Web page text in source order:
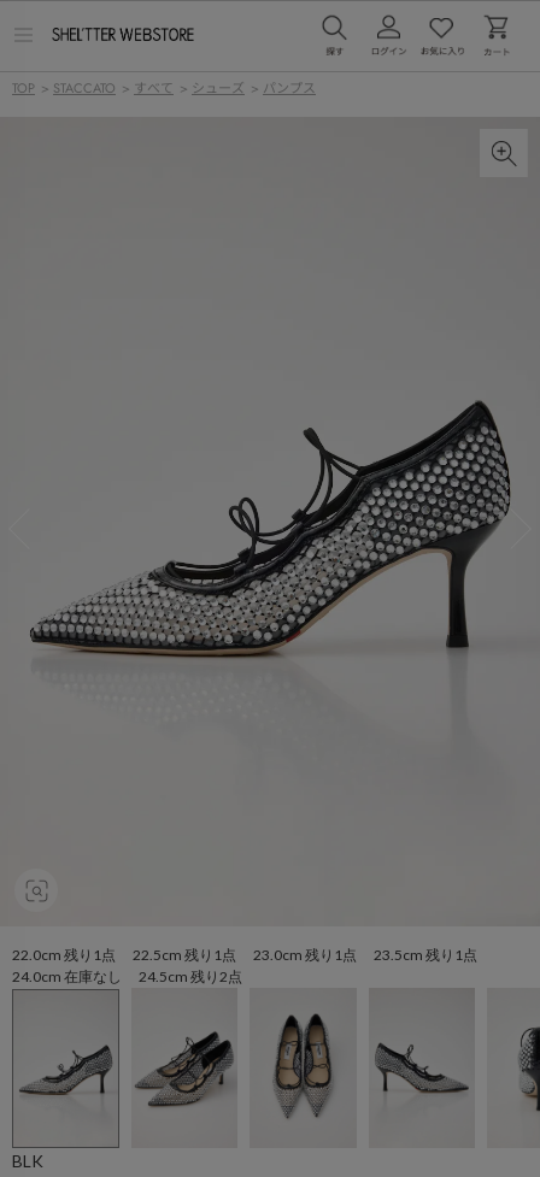
ー
TOP > STACCATO > すべて > シューズ > パンプス
22.0cm 残り1点 22.5cm 残り1点 23.0cm 残り1点 23.5cm 残り1点
24.0cm 在庫なし 24.5cm 残り2点
BLK